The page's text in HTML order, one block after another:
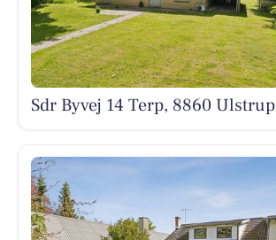
Sdr Byvej 14 Terp, 8860 Ulstrup